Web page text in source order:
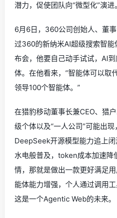
潜力，促使团队向“微型化”演进。
6月6日，360公司创始人、董
过360的新纳米AI超级搜索智
布会，他要自己动手试试，AI
体。在他看来，“智能体可以取
领导100个智能体。”
在猎豹移动董事长兼CEO、猎
级个体以及“一人公司”可能出现
DeepSeek开源模型能力追上
水电般普及，token成本加速降
情，那就是做出一款更好满足
能体能力增强，个人通过调用工
这是一个Agentic Web的未来。